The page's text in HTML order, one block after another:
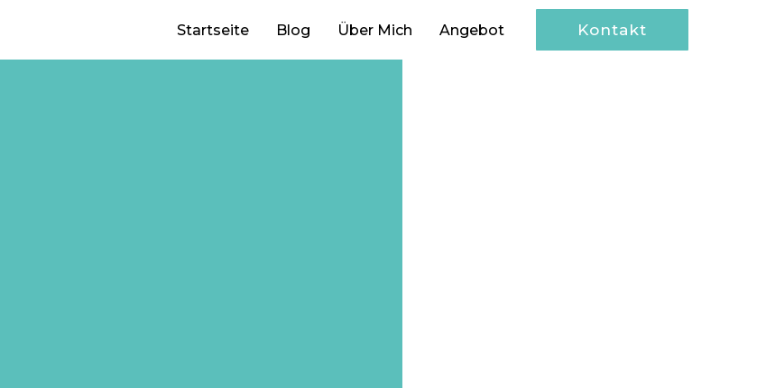
Startseite Blog Über Mich Angebot Kontakt